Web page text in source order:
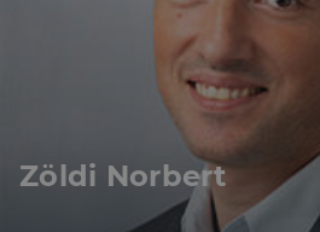
Zöldi Norbert